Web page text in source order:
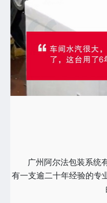
广州阿尔法包装系统有
有一支逾二十年经验的专